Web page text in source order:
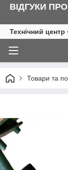
ВІДГУКИ
Технічний
Товари та